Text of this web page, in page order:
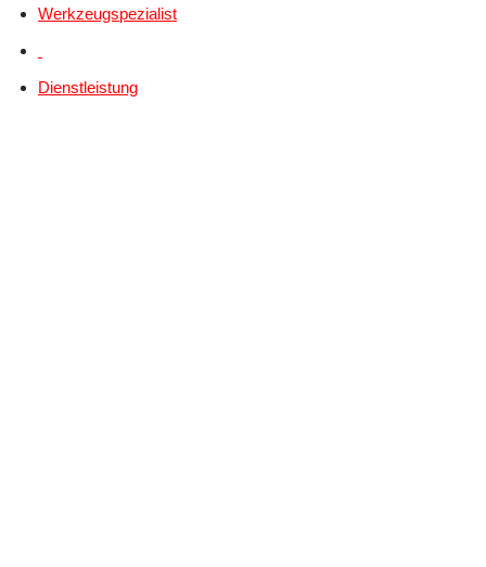
Werkzeugspezialist
Dienstleistung